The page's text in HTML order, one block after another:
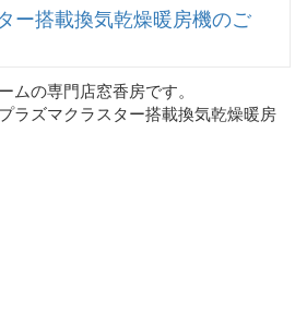
ー搭載換気乾燥暖房機のご
ムの専門店窓香房です。
ラズマクラスター搭載換気乾燥暖房